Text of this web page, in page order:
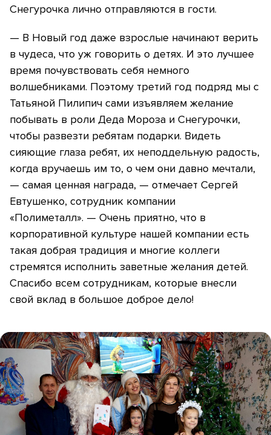
Снегурочка лично отправляются в гости.
— В Новый год даже взрослые начинают верить
в чудеса, что уж говорить о детях. И это лучшее
время почувствовать себя немного
волшебниками. Поэтому третий год подряд мы с
Татьяной Пилипич сами изъявляем желание
побывать в роли Деда Мороза и Снегурочки,
чтобы развезти ребятам подарки. Видеть
сияющие глаза ребят, их неподдельную радость,
когда вручаешь им то, о чем они давно мечтали,
— самая ценная награда, — отмечает Сергей
Евтушенко, сотрудник компании
«Полиметалл». — Очень приятно, что в
корпоративной культуре нашей компании есть
такая добрая традиция и многие коллеги
стремятся исполнить заветные желания детей.
Спасибо всем сотрудникам, которые внесли
свой вклад в большое доброе дело!